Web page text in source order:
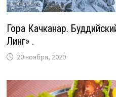
Гора Качканар.
Линг» .
20 ноября, 2020